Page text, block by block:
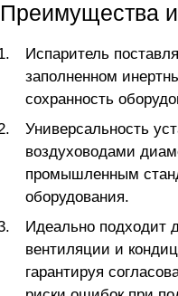
Преимущества
Испаритель
заполненном
сохранность
Универсальность
воздуховодами
промышленным
оборудования.
Идеально подходит
вентиляции и
гарантируя